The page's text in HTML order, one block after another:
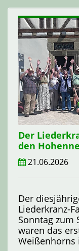
Der
den
21.06.2026
Der
Liederkranz-
Sonntag zum
waren das
Weißenhorns